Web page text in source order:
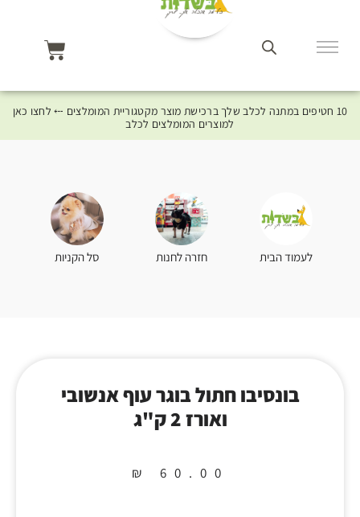
10 חטיפים במתנה לכלב שלך ברכישת מוצר מקטגוריית המומלצים ⤎ לחצו כאן
למוצרים המומלצים לכלב
לעמוד הבית חזרה לחנות סל הקניות
בונסיבו חתול בוגר עוף אנשובי
ואורז 2 ק"ג
₪ 60.00